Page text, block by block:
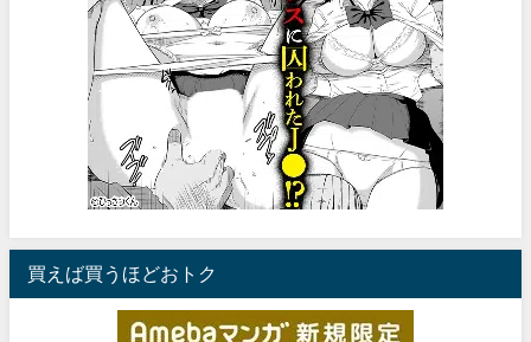
買えば買うほどおトク